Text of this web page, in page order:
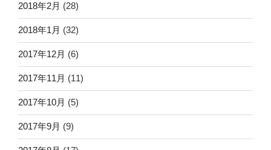
2018年2月 (28)
2018年1月 (32)
2017年12月 (6)
2017年11月 (11)
2017年10月 (5)
2017年9月 (9)